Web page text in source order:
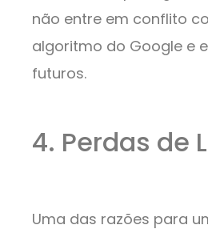
não entre em conflito
algoritmo do Google e
futuros.
4. Perdas de
Uma das razões para